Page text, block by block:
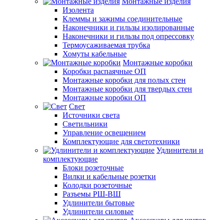
Изолента
Клеммы и зажимы соединительные
Наконечники и гильзы изолированные
Наконечники и гильзы под опрессовку
Термоусаживаемая трубка
Хомуты кабельные
Монтажные коробки
Коробки распаячные ОП
Монтажные коробки для полых стен
Монтажные коробки для твердых стен
Монтажные коробки ОП
Свет
Источники света
Светильники
Управление освещением
Комплектующие для светотехники
Удлинители и
комплектующие
Блоки розеточные
Вилки и кабельные розетки
Колодки розеточные
Разъемы РШ-ВШ
Удлинители бытовые
Удлинители силовые